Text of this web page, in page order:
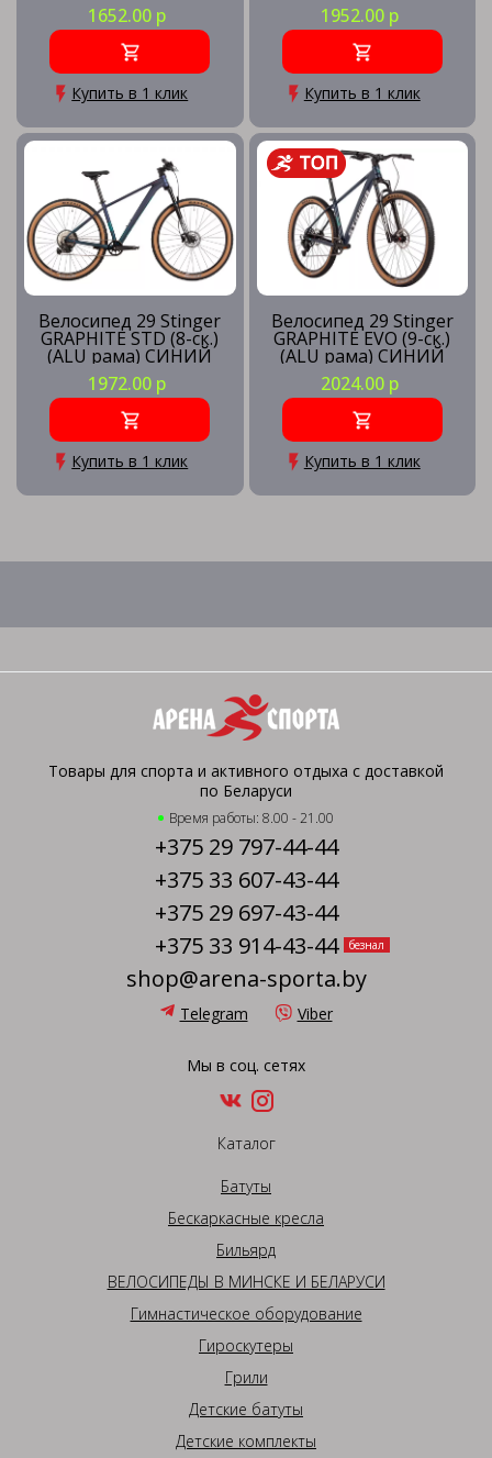
(рама 18) BK45
1652.00 р
Купить в 1 клик
(рама 22) BN3
1952.00 р
Купить в 1 клик
Велосипед 29 Stinger
GRAPHITE STD (8-ск.)
(ALU рама) СИНИЙ
(рама XL) BL5
1972.00 р
Купить в 1 клик
Велосипед 29 Stinger
GRAPHITE EVO (9-ск.)
(ALU рама) СИНИЙ
(рама MD) BL5
2024.00 р
Купить в 1 клик
Товары для спорта и активного отдыха с доставкой
по Беларуси
Время работы: 8.00 - 21.00
+375 29 797-44-44
+375 33 607-43-44
+375 29 697-43-44
+375 33 914-43-44
безнал
shop@arena-sporta.by
Telegram Viber
Мы в соц. сетях
Каталог
Батуты
Бескаркасные кресла
Бильярд
ВЕЛОСИПЕДЫ В МИНСКЕ И БЕЛАРУСИ
Гимнастическое оборудование
Гироскутеры
Грили
Детские батуты
Детские комплекты